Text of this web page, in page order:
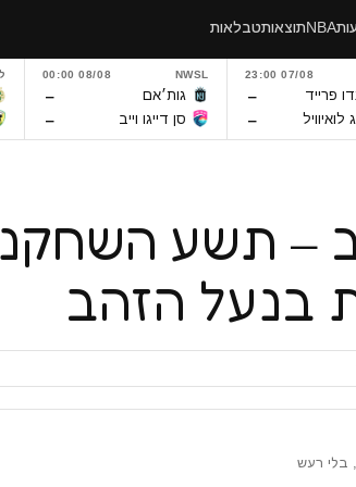
NBAתוצאותטבלאות
07/08 23:00
פרייד –
לואיוויל –
NWSL
08/08 00:00
גות׳אם –
סן דייגו וייב –
– תשע
בנעל הזהב
בלי רעש